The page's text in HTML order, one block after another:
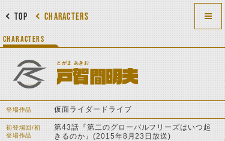
CHARACTERS
TOP
CHARACTERS
とがま あきお
戸賀間明夫
登場作品 仮面ライダードライブ
初登場回/初
登場作品
第43話『第二のグローバルフリーズはいつ起
きるのか』(2015年8月23日放送)